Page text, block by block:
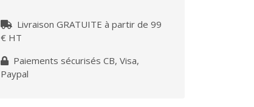
Livraison GRATUITE à partir de 99
€ HT
Paiements sécurisés CB, Visa,
Paypal